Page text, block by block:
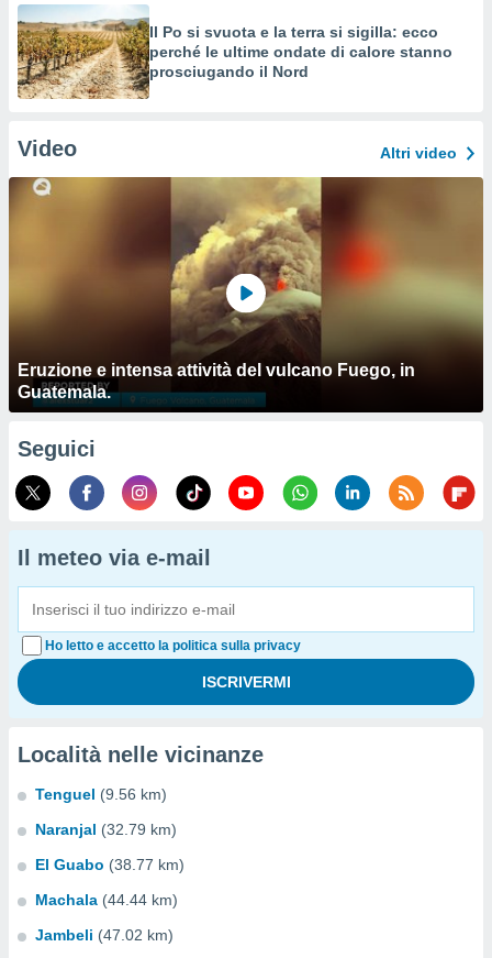
Il Po si svuota e la terra si sigilla: ecco
perché le ultime ondate di calore stanno
prosciugando il Nord
Video Altri video
Eruzione e intensa attività del vulcano Fuego, in
Guatemala.
Seguici
Il meteo via e-mail
Ho letto e accetto la politica sulla privacy
Località nelle vicinanze
Tenguel (9.56 km)
Naranjal (32.79 km)
El Guabo (38.77 km)
Machala (44.44 km)
Jambeli (47.02 km)